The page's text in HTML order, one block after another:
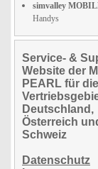
simvalley
Handys
Service- &
Website der
PEARL für die
Deutschland,
Österreich
Schweiz
Datenschutz